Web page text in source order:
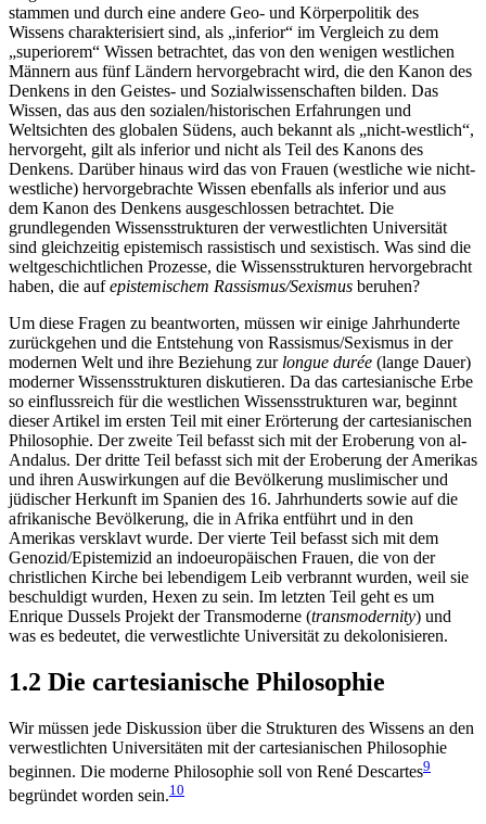
stammen und durch eine andere Geo- und Körperpolitik des
Wissens charakterisiert sind, als „inferior“ im Vergleich zu dem
„superiorem“ Wissen betrachtet, das von den wenigen westlichen
Männern aus fünf Ländern hervorgebracht wird, die den Kanon des
Denkens in den Geistes- und Sozialwissenschaften bilden. Das
Wissen, das aus den sozialen/historischen Erfahrungen und
Weltsichten des globalen Südens, auch bekannt als „nicht-westlich“,
hervorgeht, gilt als inferior und nicht als Teil des Kanons des
Denkens. Darüber hinaus wird das von Frauen (westliche wie nicht-
westliche) hervorgebrachte Wissen ebenfalls als inferior und aus
dem Kanon des Denkens ausgeschlossen betrachtet. Die
grundlegenden Wissensstrukturen der verwestlichten Universität
sind gleichzeitig epistemisch rassistisch und sexistisch. Was sind die
weltgeschichtlichen Prozesse, die Wissensstrukturen hervorgebracht
haben, die aufepistemischem Rassismus/Sexismus beruhen?
Um diese Fragen zu beantworten, müssen wir einige Jahrhunderte
zurückgehen und die Entstehung von Rassismus/​Sexismus in der
modernen Welt und ihre Beziehung zur longue durée (lange Dauer)
moderner Wissensstrukturen diskutieren. Da das cartesianische Erbe
so einflussreich für die westlichen Wissensstrukturen war, beginnt
dieser Artikel im ersten Teil mit einer Erörterung der cartesianischen
Philosophie. Der zweite Teil befasst sich mit der Eroberung von al-
Andalus. Der dritte Teil befasst sich mit der Eroberung der Amerikas
und ihren Auswirkungen auf die Bevölkerung muslimischer und
jüdischer Herkunft im Spanien des 16. Jahrhunderts sowie auf die
afrikanische Bevölkerung, die in Afrika entführt und in den
Amerikas versklavt wurde. Der vierte Teil befasst sich mit dem
Genozid/Epistemizid an indoeuropäischen Frauen, die von der
christlichen Kirche bei lebendigem Leib verbrannt wurden, weil sie
beschuldigt wurden, Hexen zu sein. Im letzten Teil geht es um
Enrique Dussels Projekt der Transmoderne (transmodernity) und
was es bedeutet, die verwestlichte Universität zu dekolonisieren.
1.2 Die cartesianische Philosophie
Wir müssen jede Diskussion über die Strukturen des Wissens an den
verwestlichten Universitäten mit der cartesianischen Philosophie
beginnen. Die moderne Philosophie soll von René Descartes9
begründet worden sein.10